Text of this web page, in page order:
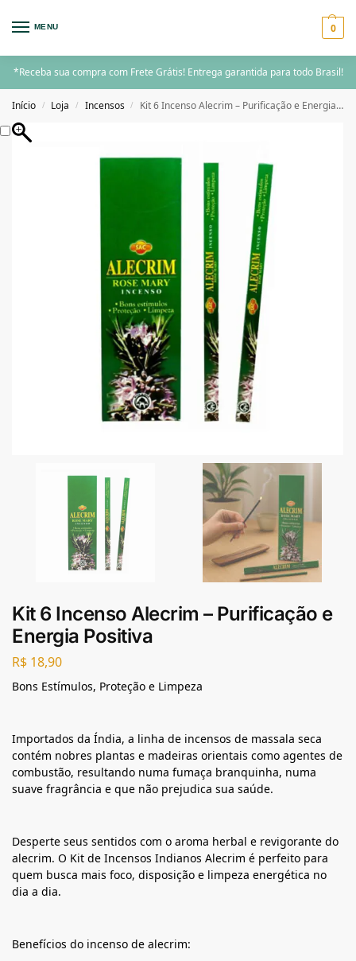
MENU 0
*Receba sua compra com Frete Grátis! Entrega garantida para todo Brasil!
Início / Loja / Incensos / Kit 6 Incenso Alecrim – Purificação e Energia Positiva
Kit 6 Incenso Alecrim – Purificação e
Energia Positiva
R$ 18,90
Bons Estímulos, Proteção e Limpeza
Importados da Índia, a linha de incensos de massala seca
contém nobres plantas e madeiras orientais como agentes de
combustão, resultando numa fumaça branquinha, numa
suave fragrância e que não prejudica sua saúde.
Desperte seus sentidos com o aroma herbal e revigorante do
alecrim. O Kit de Incensos Indianos Alecrim é perfeito para
quem busca mais foco, disposição e limpeza energética no
dia a dia.
Benefícios do incenso de alecrim: